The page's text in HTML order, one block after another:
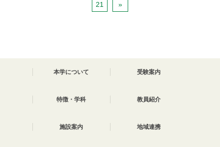
21
»
本学について 受験案内
特徴・学科 教員紹介
施設案内 地域連携